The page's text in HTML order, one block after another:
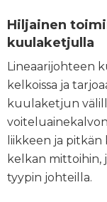
Hiljainen
kuulaketjulla
Lineaarijohteen
kelkoissa ja
kuulaketjun
liikkeen ja
kelkan mittoihin,
tyypin johteilla.